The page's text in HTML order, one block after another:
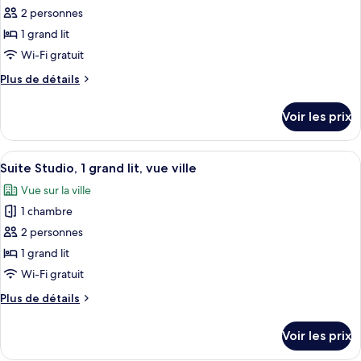
(High
Floor)
Studio,
grand
lit,
ville
photos
pour
ce
type
de
Suite
Studio,
1
grand
lit
(High
Floor)
2 personnes
1 grand lit
Wi-Fi gratuit
Plus de détails
Plus
le
type
de
Suite
Studio,
grand
lit
(High
Floor)
Voir les prix
Afficher
toutes
les
photos
pour
ce
type
chambre :
Une chambre d’hôtel équipée d’un
12
Suite Studio, 1 grand lit, vue ville
Vue sur la ville
1 chambre
2 personnes
1 grand lit
Wi-Fi gratuit
Plus de détails
Plus
le
Voir les prix